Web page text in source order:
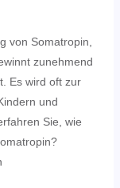
von Somatropin,
zunehmend
Es wird oft zur
und
Sie, wie